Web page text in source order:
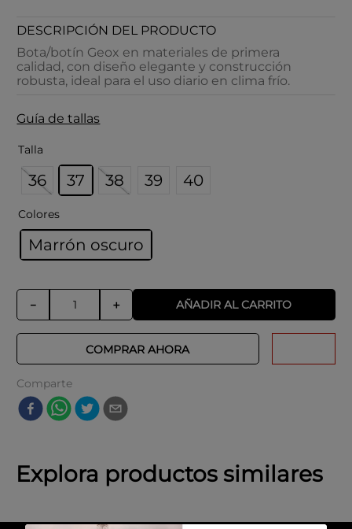
DESCRIPCIÓN DEL PRODUCTO
Bota/botín Geox en materiales de primera
calidad, con diseño elegante y construcción
robusta, ideal para el uso diario en clima frío.
Guía de tallas
Talla
36 37 38 39 40
Colores
Marrón oscuro
＋
－ AÑADIR AL CARRITO
COMPRAR AHORA
Comparte
Explora productos similares